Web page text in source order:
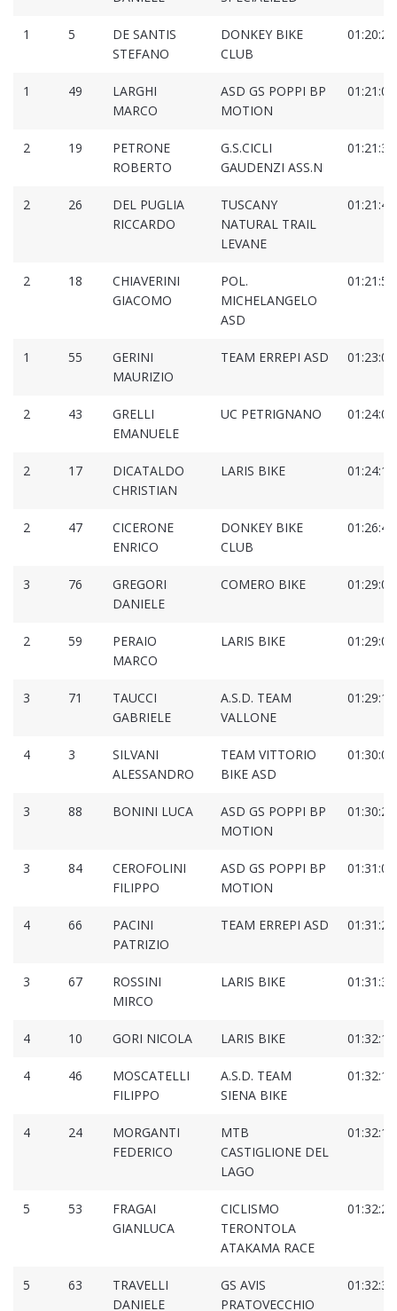
1 5
DE SANTIS
STEFANO
DONKEY BIKE
CLUB
1 49
LARGHI
MARCO
ASD GS POPPI BP
MOTION
2 19
PETRONE
ROBERTO
G.S.CICLI
GAUDENZI ASS.N
2 26
DEL PUGLIA
RICCARDO
TUSCANY
NATURAL TRAIL
LEVANE
2 18
CHIAVERINI
GIACOMO
POL.
MICHELANGELO
ASD
1 55
GERINI
MAURIZIO
TEAM ERREPI ASD
2 43
GRELLI
EMANUELE
UC PETRIGNANO
2 17
DICATALDO
CHRISTIAN
LARIS BIKE
2 47
CICERONE
ENRICO
DONKEY BIKE
CLUB
3 76
GREGORI
DANIELE
COMERO BIKE
2 59
PERAIO
MARCO
LARIS BIKE
3 71
TAUCCI
GABRIELE
A.S.D. TEAM
VALLONE
4 3
SILVANI
ALESSANDRO
TEAM VITTORIO
BIKE ASD
3 88 BONINI LUCA
ASD GS POPPI BP
MOTION
3 84
CEROFOLINI
FILIPPO
ASD GS POPPI BP
MOTION
4 66
PACINI
PATRIZIO
TEAM ERREPI ASD
3 67
ROSSINI
MIRCO
LARIS BIKE
4 10 GORI NICOLA LARIS BIKE
4 46
MOSCATELLI
FILIPPO
A.S.D. TEAM
SIENA BIKE
4 24
MORGANTI
FEDERICO
MTB
CASTIGLIONE DEL
LAGO
5 53
FRAGAI
GIANLUCA
CICLISMO
TERONTOLA
ATAKAMA RACE
5 63
TRAVELLI
DANIELE
GS AVIS
PRATOVECCHIO